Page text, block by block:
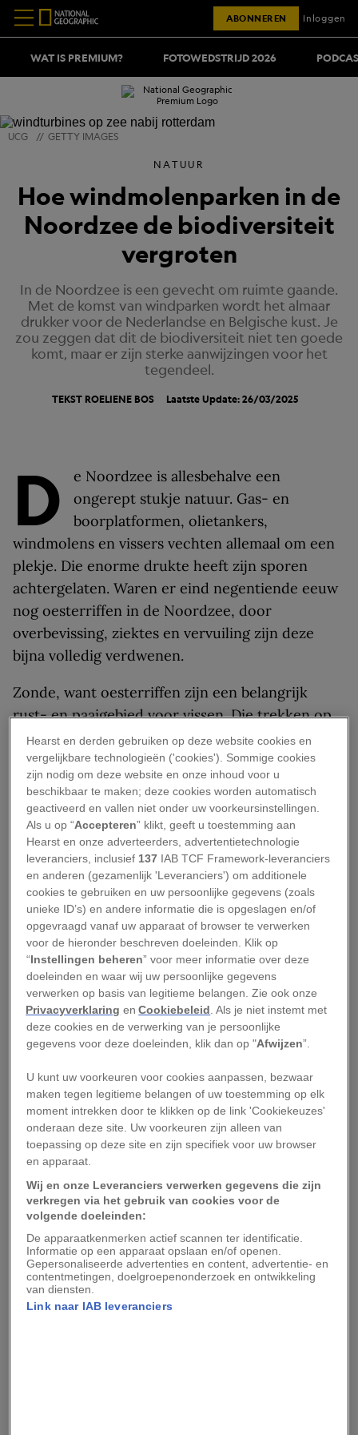
WAT IS PREMIUM? FOTOWEDSTRIJD 2026
ABONNEREN Inloggen
UCG // GETTY IMAGES
NATUUR
Hoe windmolenparken in de
Noordzee de biodiversiteit
vergroten
In de Noordzee is een gevecht om ruimte gaande.
Met de komst van windparken wordt het almaar
drukker voor de Nederlandse en Belgische kust. Je
zou zeggen dat dit de biodiversiteit niet ten goede
komt, maar er zijn sterke aanwijzingen voor het
tegendeel.
TEKST ROELIENE BOS Laatste Update: 26/03/2025
D
e Noordzee is allesbehalve een
ongerept stukje natuur. Gas- en
boorplatformen, olietankers,
windmolens en vissers vechten allemaal om een
plekje. Die enorme drukte heeft zijn sporen
achtergelaten. Waren er eind negentiende eeuw
nog oesterriffen in de Noordzee, door
overbevissing, ziektes en vervuiling zijn deze
bijna volledig verdwenen.
Zonde, want oesterriffen zijn een belangrijk
rust- en paaigebied voor vissen. Die trekken op
hun beurt weer grotere zeedieren aan, zoals
roggen, haaien, bruinvissen en zeehonden.
Gelukkig maken deoesters in de Noordzee weer
een comeback, dankzij de bouw van windparken.
En dat is niet het enige voordeel van
windturbines voor de biodiversiteit. Hoe zit dat?
Biodiversiteit verandert
Onderzoeker Jeroen Hubert van Wageningen
University & Research promoveerde op het
effect van geluidstrillingen op zeedieren in de
Noordzee. Daarnaast richt zijn onderzoek zich
op de gevolgen van windparken op verschillende
zeedieren, zoals bruinvissen, haringen en
‘Natuurlijk is het zo dat wanneer je een habitat
verandert, bijvoorbeeld door een windpark te
plaatsen, dat gevolgen heeft voor de
biodiversiteit,’ vertelt Hubert. ‘Dieren die eerst
floreerden, kunnen in aantallen afnemen, terwijl
andere soorten juist tot bloei komen.’
Kabeljauw en kreeftjes
Hubert ziet vooral voorbeelden van dieren die
Hearst en derden gebruiken op deze website cookies en
vergelijkbare technologieën ('cookies'). Sommige cookies
zijn nodig om deze website en onze inhoud voor u
beschikbaar te maken; deze cookies worden automatisch
geactiveerd en vallen niet onder uw voorkeursinstellingen.
Als u op “Accepteren” klikt, geeft u toestemming aan
Hearst en onze adverteerders, advertentietechnologie
leveranciers, inclusief 137 IAB TCF Framework-leveranciers
en anderen (gezamenlijk 'Leveranciers') om additionele
cookies te gebruiken en uw persoonlijke gegevens (zoals
unieke ID’s) en andere informatie die is opgeslagen en/of
opgevraagd vanaf uw apparaat of browser te verwerken
voor de hieronder beschreven doeleinden. Klik op
“Instellingen beheren” voor meer informatie over deze
doeleinden en waar wij uw persoonlijke gegevens
verwerken op basis van legitieme belangen. Zie ook onze
Privacyverklaring enCookiebeleid. Als je niet instemt met
deze cookies en de verwerking van je persoonlijke
gegevens voor deze doeleinden, klik dan op "Afwijzen”.
U kunt uw voorkeuren voor cookies aanpassen, bezwaar
maken tegen legitieme belangen of uw toestemming op elk
moment intrekken door te klikken op de link 'Cookiekeuzes'
onderaan deze site. Uw voorkeuren zijn alleen van
toepassing op deze site en zijn specifiek voor uw browser
en apparaat.
Wij en onze Leveranciers verwerken gegevens die zijn
verkregen via het gebruik van cookies voor de
volgende doeleinden:
De apparaatkenmerken actief scannen ter identificatie.
Informatie op een apparaat opslaan en/of openen.
Gepersonaliseerde advertenties en content, advertentie- en
contentmetingen, doelgroepenonderzoek en ontwikkeling
van diensten.
Link naar IAB leveranciers